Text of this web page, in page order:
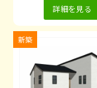
詳細を見る
新築